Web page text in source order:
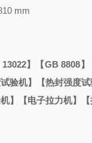
mm
13022】【GB 8808
验机】【热封强度
】【电子拉力机】【